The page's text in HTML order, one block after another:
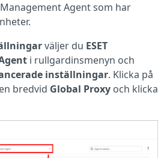
Agent som har
väljer du ESET
i rullgardinsmenyn och
inställningar. Klicka på
bredvid Global Proxy och klicka